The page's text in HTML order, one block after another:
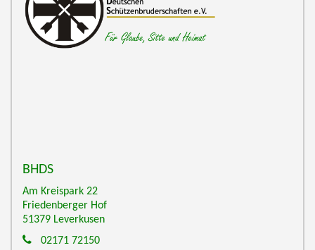
BHDS
Am Kreispark 22
Friedenberger Hof
51379 Leverkusen
02171 72150